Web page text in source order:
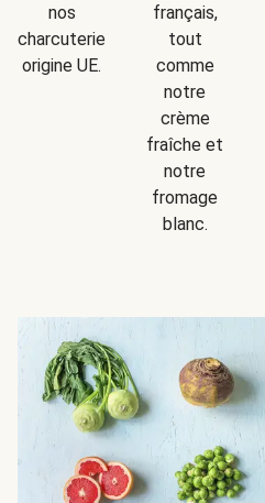
nos
charcuteries
origine UE.
français,
tout
comme
notre
crème
fraîche et
notre
fromage
blanc.